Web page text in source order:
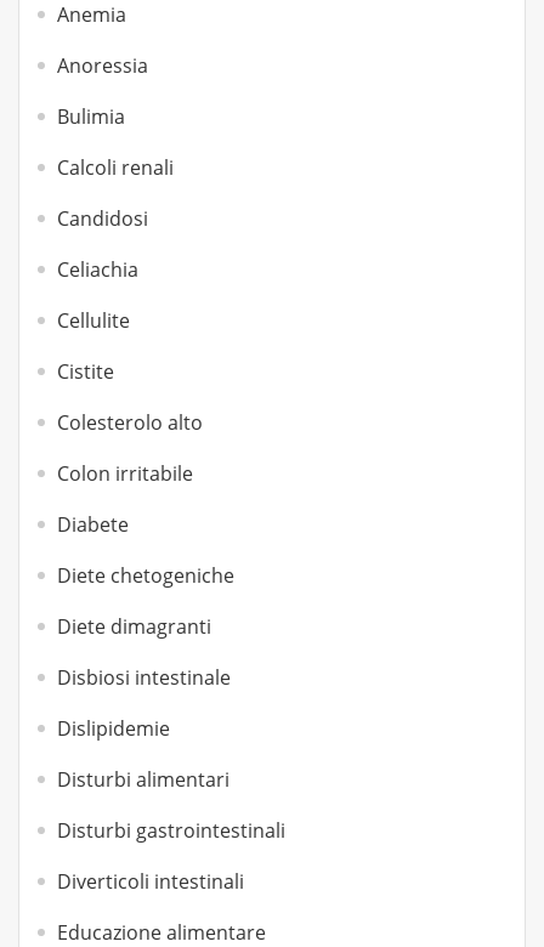
Anemia
Anoressia
Bulimia
Calcoli renali
Candidosi
Celiachia
Cellulite
Cistite
Colesterolo alto
Colon irritabile
Diabete
Diete chetogeniche
Diete dimagranti
Disbiosi intestinale
Dislipidemie
Disturbi alimentari
Disturbi gastrointestinali
Diverticoli intestinali
Educazione alimentare